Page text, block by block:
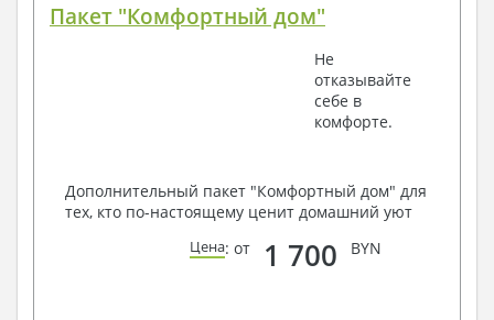
Пакет "Комфортный дом"
Не
отказывайте
себе в
комфорте.
Дополнительный пакет "Комфортный дом" для
тех, кто по-настоящему ценит домашний уют
Цена: от 1 700 BYN